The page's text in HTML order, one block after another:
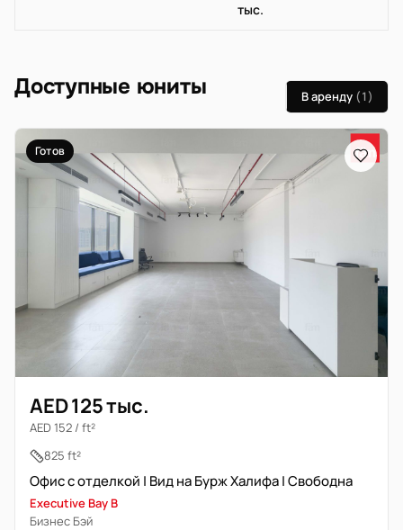
тыс.
Доступные юниты В аренду (1)
Готов
AED 125 тыс.
AED 152 / ft²
825 ft²
Офис с отделкой | Вид на Бурж Халифа | Свободна
Executive Bay B
Бизнес Бэй